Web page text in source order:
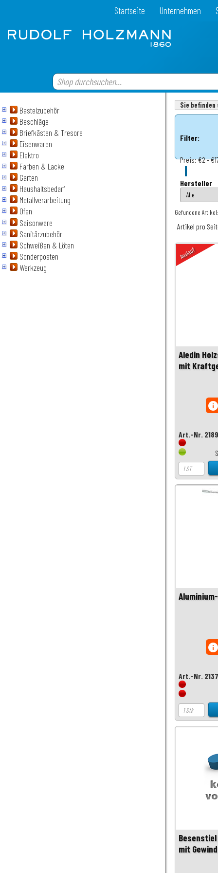
Startseite Unternehmen
Bastelzubehör
Beschläge
Briefkästen & Tresore
Eisenwaren
Elektro
Farben & Lacke
Garten
Haushaltsbedarf
Metallverarbeitung
Ofen
Saisonware
Sanitärzubehör
Schweißen & Löten
Sonderposten
Werkzeug
Sie
Filter:
Preis:€2 -
Hersteller
Gefundene
Artikel pro
Auslauf
Aledin
mit
Art.-Nr.
Art.-Nr.
mit